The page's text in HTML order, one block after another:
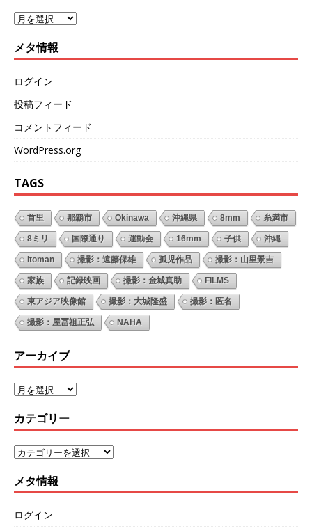
メタ情報
ログイン
投稿フィード
コメントフィード
WordPress.org
TAGS
首里 那覇市 Okinawa 沖縄県 8mm 糸満市
8ミリ 国際通り 運動会 16mm 子供 沖縄
Itoman 撮影：遠藤保雄 孤児作品 撮影：山里景吉
家族 記録映画 撮影：金城真助 FILMS
東アジア映像館 撮影：大城隆盛 撮影：匿名
撮影：屋冨祖正弘 NAHA
アーカイブ
カテゴリー
メタ情報
ログイン